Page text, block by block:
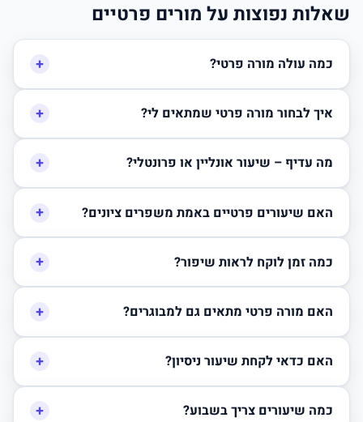
שאלות נפוצות על מורים פרטיים
כמה עולה מורה פרטי? +
איך לבחור מורה פרטי שמתאים לי? +
מה עדיף – שיעור אונליין או פרונטלי? +
האם שיעורים פרטיים באמת משפרים ציונים? +
כמה זמן לוקח לראות שיפור? +
האם מורה פרטי מתאים גם למבוגרים? +
האם כדאי לקחת שיעור ניסיון? +
כמה שיעורים צריך בשבוע? +